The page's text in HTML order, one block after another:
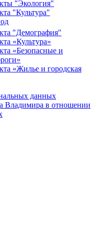
"Экология"
"Культура"
"Демография"
«Культура»
«Безопасные и
«Жилье и городская
данных
Владимира в отношении